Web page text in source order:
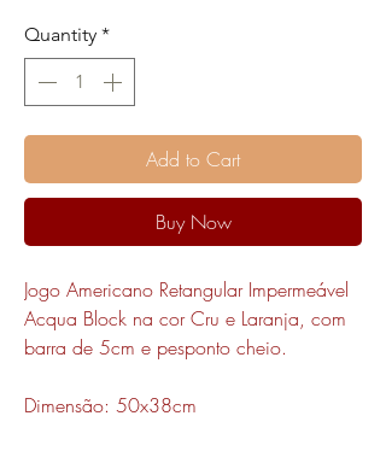
Quantity *
Add to Cart
Buy Now
Jogo Americano Retangular Impermeável
Acqua Block na cor Cru e Laranja, com
barra de 5cm e pesponto cheio.
Dimensão: 50x38cm